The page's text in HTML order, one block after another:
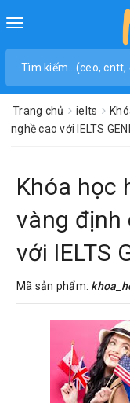
Toggle
Trang chủ ielts
nghề cao với IELTS
Khóa học
vàng định
với IELTS
Mã sản phẩm: